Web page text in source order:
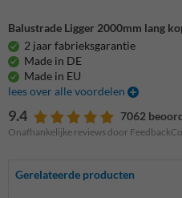
Balustrade Ligger 2000mm lang
2 jaar fabrieksgarantie
Made in DE
Made in EU
lees over alle voordelen
9.4 7062
Onafhankelijke reviews door
Gerelateerde producten